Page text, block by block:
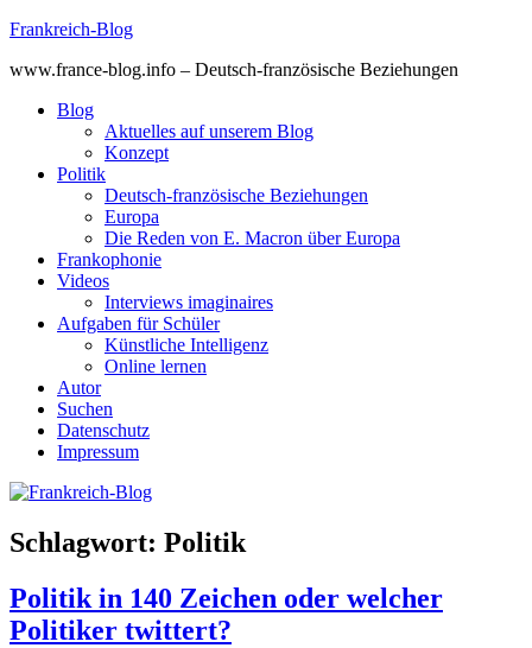
Skip
content
Frankreich-Blog
www.france-blog.info – Deutsch-französische Beziehungen
Blog
Aktuelles auf unserem Blog
Konzept
Politik
Deutsch-französische Beziehungen
Europa
Die Reden von E. Macron über Europa
Frankophonie
Videos
Interviews imaginaires
Aufgaben für Schüler
Künstliche Intelligenz
Online lernen
Autor
Suchen
Datenschutz
Impressum
Schlagwort: Politik
Politik in 140 Zeichen oder welcher
Politiker twittert?